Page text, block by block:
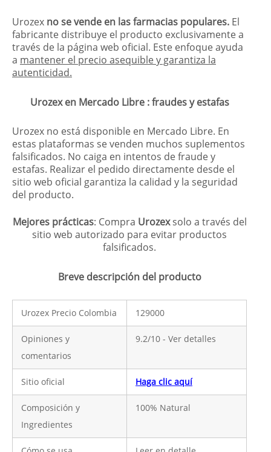
Urozex no se vende en las farmacias populares. El
fabricante distribuye el producto exclusivamente a
través de la página web oficial. Este enfoque ayuda
a mantener el precio asequible y garantiza la
autenticidad.
Urozex en Mercado Libre : fraudes y estafas
Urozex no está disponible en Mercado Libre. En
estas plataformas se venden muchos suplementos
falsificados. No caiga en intentos de fraude y
estafas. Realizar el pedido directamente desde el
sitio web oficial garantiza la calidad y la seguridad
del producto.
Mejores prácticas: Compra Urozexsolo a través del
sitio web autorizado para evitar productos
falsificados.
Breve descripción del producto
Urozex Precio Colombia 129000
Opiniones y
comentarios
9.2/10 - Ver detalles
Sitio oficial Haga clic aquí
Composición y
Ingredientes
100% Natural